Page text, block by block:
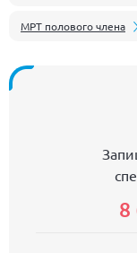
МРТ полового члена
8